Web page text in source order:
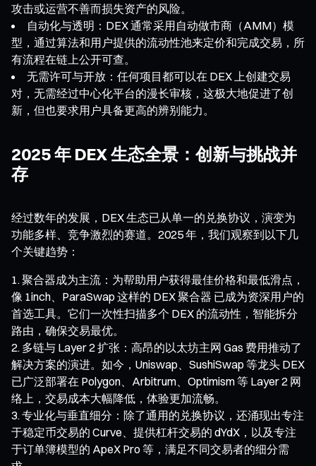
攻击或运营不善而损失资产的风险。
自动化与透明：DEX 通常采用自动做市商（AMM）模
型，通过算法和用户提供的流动性池来定价和完成交易，所
有流程在链上公开可查。
无需许可与开放：任何项目都可以在 DEX 上创建交易
对，无需经过中心化平台的漫长审核，这极大地促进了创
新，但也要求用户具备更高的辨别能力。
2025 年 DEX 生态全景：创新与挑战并
存
经过数年的发展，DEX 生态已从单一的兑换协议，演变为
功能多样、竞争激烈的赛道。2025 年，我们观察到以下几
个关键趋势：
聚合器成为主流：为帮助用户获得最佳价格和最低滑点，
像 1inch、ParaSwap 这样的 DEX 聚合器 已成为资深用户的
首选工具。它们一次性扫描多个 DEX 的流动性，智能拆分
路由，确保交易最优。
多链与 Layer 2 扩张：高昂的以太坊主网 Gas 费用推动了
解决方案的演进。如今，Uniswap、SushiSwap 等龙头 DEX
已广泛部署在 Polygon、Arbitrum、Optimism 等 Layer 2 网
络上，交易成本大幅降低，体验更加流畅。
专业化与垂直细分：除了通用的兑换协议，还涌现出专注
于稳定币交易的 Curve、提供杠杆交易的 dYdX，以及专注
于订单簿模型的 ApeX Pro 等，满足不同交易者的细分需